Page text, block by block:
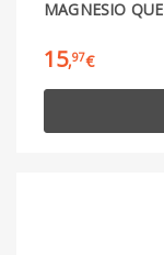
MAGNESIO
15,97€